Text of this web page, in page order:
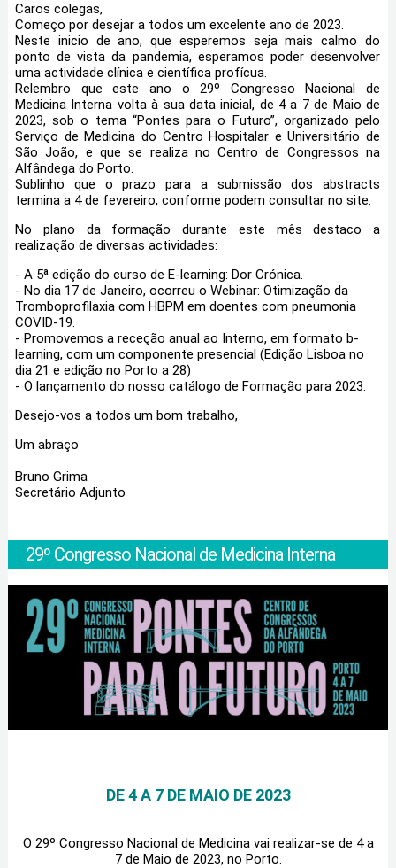
Caros colegas,
Começo por desejar a todos um excelente ano de 2023.
Neste inicio de ano, que esperemos seja mais calmo do
ponto de vista da pandemia, esperamos poder desenvolver
uma actividade clínica e científica profícua.
Relembro que este ano o 29º Congresso Nacional de
Medicina Interna volta à sua data inicial, de 4 a 7 de Maio de
2023, sob o tema “Pontes para o Futuro”, organizado pelo
Serviço de Medicina do Centro Hospitalar e Universitário de
São João, e que se realiza no Centro de Congressos na
Alfândega do Porto.
Sublinho que o prazo para a submissão dos abstracts
termina a 4 de fevereiro, conforme podem consultar no site.
No plano da formação durante este mês destaco a
realização de diversas actividades:
- A 5ª edição do curso de E-learning: Dor Crónica.
- No dia 17 de Janeiro, ocorreu o Webinar: Otimização da
Tromboprofilaxia com HBPM em doentes com pneumonia
COVID-19.
- Promovemos a receção anual ao Interno, em formato b-
learning, com um componente presencial (Edição Lisboa no
dia 21 e edição no Porto a 28)
- O lançamento do nosso catálogo de Formação para 2023.
Desejo-vos a todos um bom trabalho,
Um abraço
Bruno Grima
Secretário Adjunto
29º Congresso Nacional de Medicina Interna
DE 4 A 7 DE MAIO DE 2023
O 29º Congresso Nacional de Medicina vai realizar-se de 4 a
7 de Maio de 2023, no Porto.